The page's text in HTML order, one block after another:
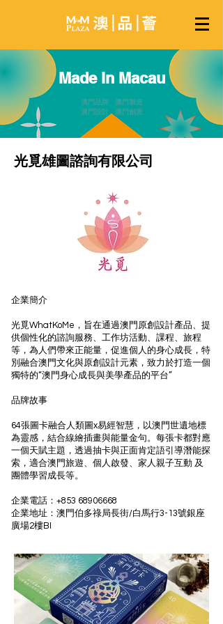
Made in Macau
澳門品牌 澳門製造
澳門設計 澳門創意
光覓雄圖諮詢有限公司
企業簡介
光覓WhatKoMe，旨在通過澳門原創設計產品、提
供個性化的諮詢服務、工作坊活動、課程、旅程
等，為人們帶來正能量，促進個人的身心成長，特
別融合澳門文化與原創設計元素，致力於打造一個
獨特的“澳門身心成長與美學產品的平台”
品牌故事
64張圖卡融合人類圖x易經智慧，以澳門世遺地標
為靈感，結合線繪插畫與能量金句。每張卡都對應
一個天賦主題，透過抽卡與正面肯定語引導潛能探
索，適合澳門旅遊、個人啟發、家人親子互動 及
團體學習成長等。
企業電話：+853 68906668
企業地址：澳門伯多祿局長街/白馬行3-13號銀座
廣場2樓BI